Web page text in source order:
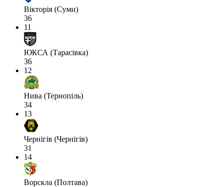
Вікторія (Суми)
36
11
ЮКСА (Тарасівка)
36
12
Нива (Тернопіль)
34
13
Чернігів (Чернігів)
31
14
Ворскла (Полтава)